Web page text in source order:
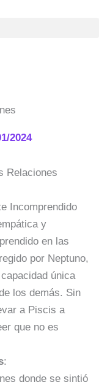
2024
Incomprendido
y
en las
por Neptuno,
única
los demás. Sin
a Piscis a
que no es
:
donde se sintió